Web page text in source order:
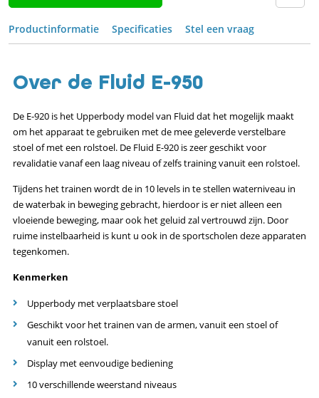
Productinformatie Specificaties Stel een vraag
Over de Fluid E-950
De E-920 is het Upperbody model van Fluid dat het mogelijk maakt
om het apparaat te gebruiken met de mee geleverde verstelbare
stoel of met een rolstoel. De Fluid E-920 is zeer geschikt voor
revalidatie vanaf een laag niveau of zelfs training vanuit een rolstoel.
Tijdens het trainen wordt de in 10 levels in te stellen waterniveau in
de waterbak in beweging gebracht, hierdoor is er niet alleen een
vloeiende beweging, maar ook het geluid zal vertrouwd zijn. Door
ruime instelbaarheid is kunt u ook in de sportscholen deze apparaten
tegenkomen.
Kenmerken
Upperbody met verplaatsbare stoel
Geschikt voor het trainen van de armen, vanuit een stoel of
vanuit een rolstoel.
Display met eenvoudige bediening
10 verschillende weerstand niveaus